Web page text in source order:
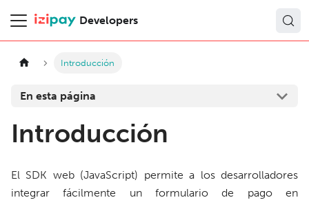
Developers
Introducción
En esta página
Introducción
El SDK web (JavaScript) permite a los desarrolladores
integrar fácilmente un formulario de pago en